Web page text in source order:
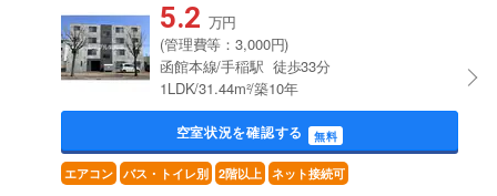
5.2 万円
(管理費等：3,000円)
函館本線/手稲駅 徒歩33分
1LDK/31.44m²/築10年
空室状況を確認する 無料
エアコン バス・トイレ別 2階以上 ネット接続可